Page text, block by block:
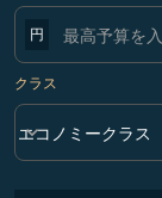
円
クラス
クラス option エコ
エコノミークラス
keyboard_arrow_down